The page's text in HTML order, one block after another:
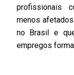
profissionais
menos
no Brasil e
empregos